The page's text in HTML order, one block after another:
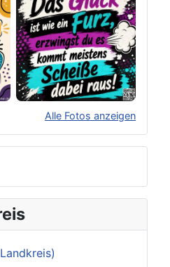
Alle Fotos anzeigen